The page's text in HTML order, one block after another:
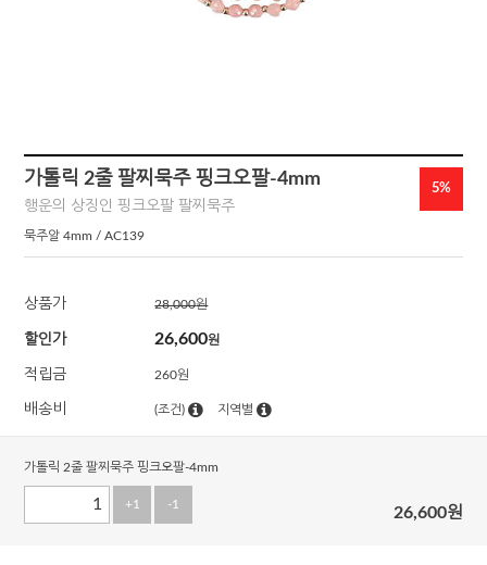
가톨릭 2줄 팔찌묵주 핑크오팔-4mm
행운의 상징인 핑크오팔 팔찌묵주
묵주알 4mm / AC139
5%
상품가 28,000원
할인가 26,600원
적립금 260원
배송비 (조건) 지역별
가톨릭 2줄 팔찌묵주 핑크오팔-4mm
+1 -1 26,600원